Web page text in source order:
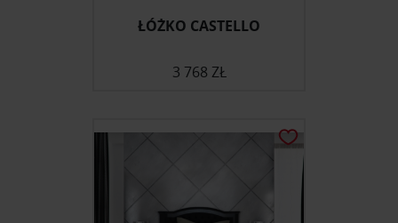
ŁÓŻKO CASTELLO
3 768 ZŁ